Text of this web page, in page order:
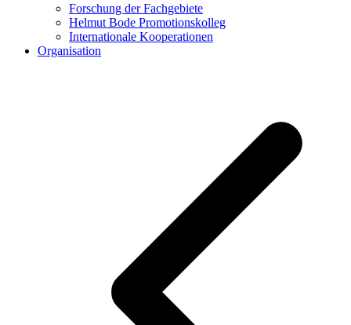
Forschung der Fachgebiete
Helmut Bode Promotionskolleg
Internationale Kooperationen
Organisation